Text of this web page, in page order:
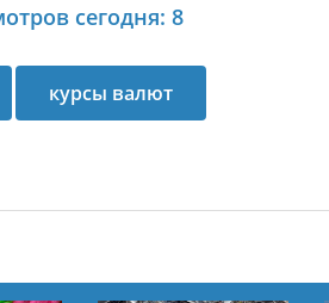
сегодня: 8
курсы валют